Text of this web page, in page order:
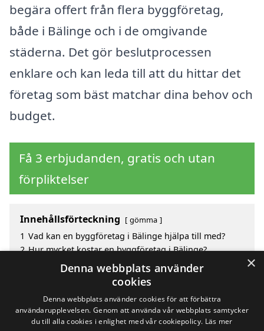
begära offert från flera byggföretag,
både i Bälinge och i de omgivande
städerna. Det gör beslutprocessen
enklare och kan leda till att du hittar det
företag som bäst matchar dina behov och
budget.
Få 3 erbjudanden, gratis och utan
förpliktelser
Innehållsförteckning gömma
1 Vad kan en byggföretag i Bälinge hjälpa till med?
2 Hur mycket kostar en byggföretag i Bälinge?
Fördelar med att välja byggföretag i Bälinge
Sök efter en skicklig byggföretag i de omgivande
×
Denna webbplats använder
cookies
Denna webbplats använder cookies för att förbättra
användarupplevelsen. Genom att använda vår webbplats samtycker
du till alla cookies i enlighet med vår cookiepolicy. Läs mer